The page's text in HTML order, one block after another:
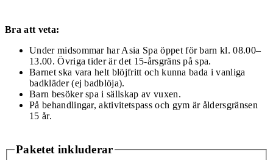
Bra att veta:
Under midsommar har Asia Spa öppet för barn kl. 08.00–
13.00. Övriga tider är det 15-årsgräns på spa.
Barnet ska vara helt blöjfritt och kunna bada i vanliga
badkläder (ej badblöja).
Barn besöker spa i sällskap av vuxen.
På behandlingar, aktivitetspass och gym är åldersgränsen
15 år.
Paketet inkluderar